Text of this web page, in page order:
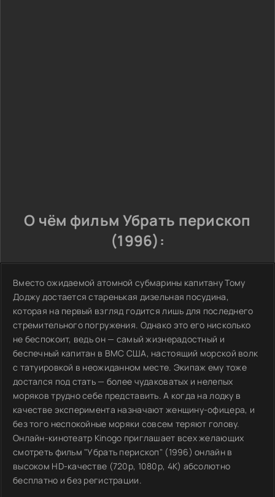
О чём фильм Убрать перископ
(1996):
Вместо ожидаемой атомной субмарины капитану Тому
Доджу достается старенькая дизельная посудина,
которая на первый взгляд годится лишь для последнего
стремительного погружения. Однако это его нисколько
не беспокоит, ведь он — самый жизнерадостный и
беспечный капитан в ВМС США, настоящий морской волк
с татуировкой в неожиданном месте. Экипаж ему тоже
достался под стать — более чудаковатых и нелепых
моряков трудно себе представить. А когда на лодку в
качестве эксперимента назначают женщину-офицера, и
без того неспокойные моряки совсем теряют голову.
Онлайн-кинотеатр Kinogo приглашает всех желающих
смотреть фильм "Убрать перископ" (1996) онлайн в
высоком HD-качестве (720p, 1080p, 4K) абсолютно
бесплатно и без регистрации.